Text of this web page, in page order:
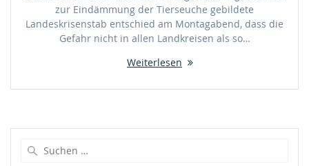
zur Eindämmung der Tierseuche gebildete
Landeskrisenstab entschied am Montagabend, dass die
Gefahr nicht in allen Landkreisen als so…
Weiterlesen